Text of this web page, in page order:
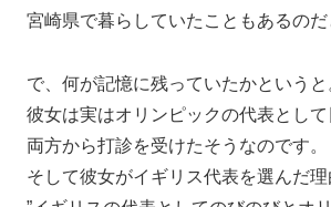
宮崎県で暮らしていたこともあるのだ
で、何が記憶に残っていたかというと
彼女は実はオリンピックの代表とし
両方から打診を受けたそうなのです。
そして彼女がイギリス代表を選んだ理